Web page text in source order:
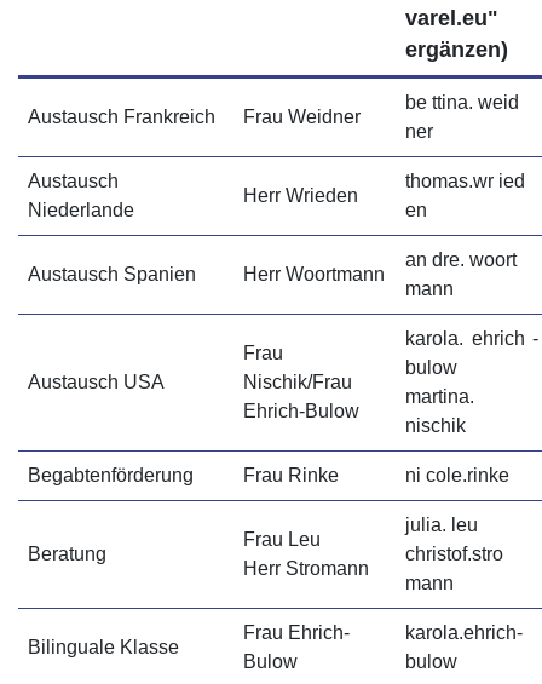
varel.eu"
ergänzen)
Austausch Frankreich Frau Weidner
be ttina. weid
ner
Austausch
Niederlande
Herr Wrieden
thomas.wr ied
en
Austausch Spanien Herr Woortmann
an dre. woort
mann
Austausch USA
Frau
Nischik/Frau
Ehrich-Bulow
karola. ehrich -
bulow
martina.
nischik
Begabtenförderung Frau Rinke ni cole.rinke
Beratung
Frau Leu
Herr Stromann
julia. leu
christof.stro
mann
Bilinguale Klasse
Frau Ehrich-
Bulow
karola.ehrich-
bulow